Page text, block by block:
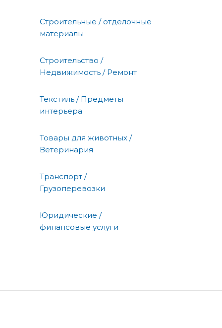
Строительные / отделочные
материалы
Строительство /
Недвижимость / Ремонт
Текстиль / Предметы
интерьера
Товары для животных /
Ветеринария
Транспорт /
Грузоперевозки
Юридические /
финансовые услуги